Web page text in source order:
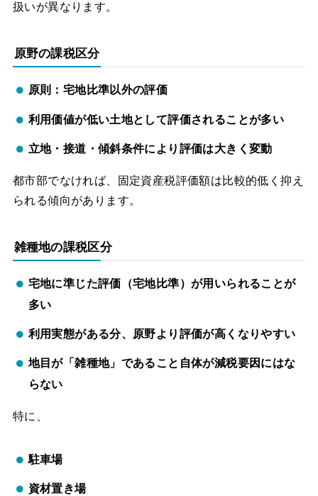
扱いが異なります。
原野の課税区分
原則：宅地比準以外の評価
利用価値が低い土地として評価されることが多い
立地・接道・傾斜条件により評価は大きく変動
都市部でなければ、固定資産税評価額は比較的低く抑え
られる傾向があります。
雑種地の課税区分
宅地に準じた評価（宅地比準）が用いられることが
多い
利用実態がある分、原野より評価が高くなりやすい
地目が「雑種地」であること自体が減税要因にはな
らない
特に、
駐車場
資材置き場